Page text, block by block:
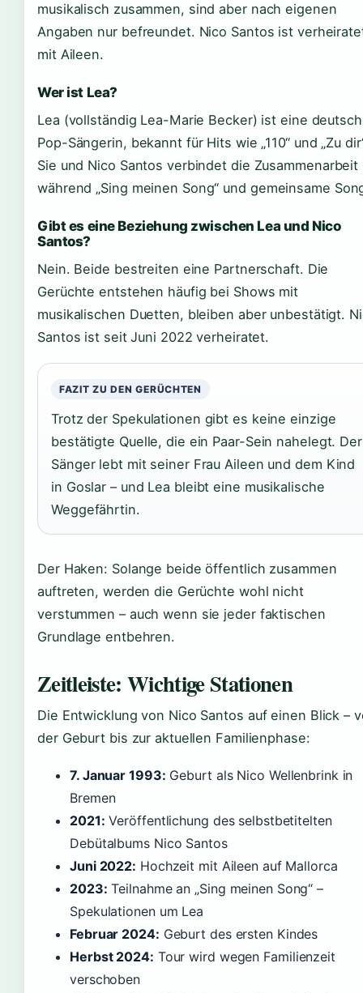
musikalisch zusammen, sind aber nach eigenen
Angaben nur befreundet. Nico Santos ist
mit Aileen.
Wer ist Lea?
Lea (vollständig Lea-Marie Becker) ist eine
Pop-Sängerin, bekannt für Hits wie „110“ und „Zu
Sie und Nico Santos verbindet die Zusammenarbeit
während „Sing meinen Song“ und gemeinsame
Gibt es eine Beziehung zwischen Lea und Nico
Santos?
Nein. Beide bestreiten eine Partnerschaft. Die
Gerüchte entstehen häufig bei Shows mit
musikalischen Duetten, bleiben aber unbestätigt.
Santos ist seit Juni 2022 verheiratet.
FAZIT ZU DEN GERÜCHTEN
Trotz der Spekulationen gibt es keine einzige
bestätigte Quelle, die ein Paar-Sein nahelegt. Der
Sänger lebt mit seiner Frau Aileen und dem Kind
in Goslar – und Lea bleibt eine musikalische
Weggefährtin.
Der Haken: Solange beide öffentlich zusammen
auftreten, werden die Gerüchte wohl nicht
verstummen – auch wenn sie jeder faktischen
Grundlage entbehren.
Zeitleiste: Wichtige Stationen
Die Entwicklung von Nico Santos auf einen Blick –
der Geburt bis zur aktuellen Familienphase:
7. Januar 1993: Geburt als Nico Wellenbrink in
Bremen
2021: Veröffentlichung des selbstbetitelten
Debütalbums Nico Santos
Juni 2022: Hochzeit mit Aileen auf Mallorca
2023: Teilnahme an „Sing meinen Song“ –
Spekulationen um Lea
Februar 2024: Geburt des ersten Kindes
Herbst 2024: Tour wird wegen Familienzeit
verschoben